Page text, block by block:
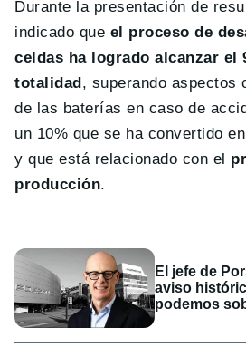
Durante la presentación de
indicado que el proceso de
celdas ha logrado alcanzar el
totalidad , superando aspectos
de las baterías en caso de
un 10% que se ha convertido
y que está relacionado con el
producción.
El jefe de
aviso
podemos